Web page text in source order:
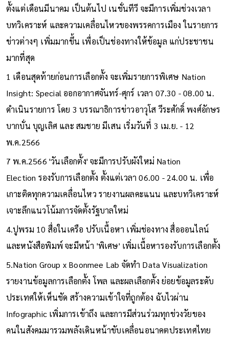
ตั้งแต่เดือนมีนาคม เป็นต้นไป เนชั่นทีวี จะมีการเพิ่มช่วงเวลา
บทวิเคราะห์ และความเคลื่อนไหวของพรรคการเมือง ในรายการ
ข่าวต่างๆ เพิ่มมากขึ้น เพื่อเป็นช่องทางให้ข้อมูล แก่ประชาชน
มากที่สุด
1 เดือนสุดท้ายก่อนการเลือกตั้ง จะเพิ่มรายการพิเศษ Nation
Insight: Special ออกอากาศจันทร์-ศุกร์ เวลา 07.30 - 08.00 น.
ดำเนินรายการ โดย 3 บรรณาธิการข่าวอาวุโส วีระศักดิ์ พงศ์อักษร
บากบั่น บุญเลิศ และ สมชาย มีเสน เริ่มวันที่ 3 เม.ย. - 12
พ.ค.2566
7 พ.ค.2566 'วันเลือกตั้ง' จะมีการปรับผังใหม่ Nation
Election รองรับการเลือกตั้ง ตั้งแต่เวลา 06.00 - 24.00 น. เพื่อ
เกาะติดทุกความเคลื่อนไหว รายงานผลคะแนน และบทวิเคราะห์
เจาะลึกแนวโน้มการจัดตั้งรัฐบาลใหม่
4.ปูพรม 10 สื่อในเครือ ปรับเนื้อหา เพิ่มช่องทาง สื่อออนไลน์
และหนังสือพิมพ์ จะมีหน้า 'พิเศษ' เพิ่มเนื้อหารองรับการเลือกตั้ง
5.Nation Group x Boonmee Lab จัดทำ Data Visualization
รายงานข้อมูลการเลือกตั้ง โพล และผลเลือกตั้ง ย่อยข้อมูลระดับ
ประเทศให้เห็นชัด สร้างความเข้าใจที่ถูกต้อง ฉับไวผ่าน
Infographic เพิ่มการเข้าถึง และการมีส่วนร่วมทุกช่วงวัยของ
คนในสังคมมารวมพลังเดินหน้าขับเคลื่อนอนาคตประเทศไทย